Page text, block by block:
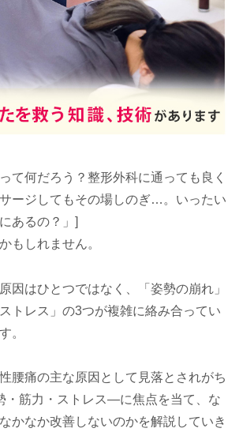
て何だろう？整形外科に通っても良く
ージしてもその場しのぎ…。いったい
あるの？」]
もしれません。
因はひとつではなく、「姿勢の崩れ」
トレス」の3つが複雑に絡み合ってい
。
腰痛の主な原因として見落とされがち
・筋力・ストレス—に焦点を当て、な
かなか改善しないのかを解説していき